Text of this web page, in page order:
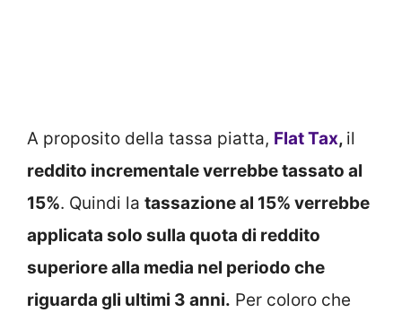
A proposito della tassa piatta, Flat Tax, il
reddito incrementale verrebbe tassato al
15%. Quindi la tassazione al 15% verrebbe
applicata solo sulla quota di reddito
superiore alla media nel periodo che
riguarda gli ultimi 3 anni. Per coloro che